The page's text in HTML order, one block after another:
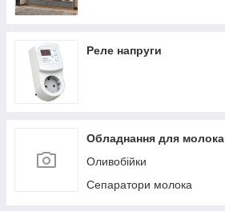
Реле напруги
Обладнання для молока
Оливобійки
Сепаратори молока